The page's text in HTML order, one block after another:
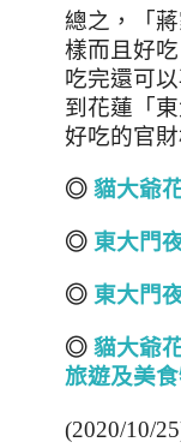
總之，「
樣而且好
吃完還可
到花蓮「
好吃的官財
◎ 貓大爺
◎ 東大門
◎ 東大門
◎ 貓大爺
旅遊及美
(2020/10/